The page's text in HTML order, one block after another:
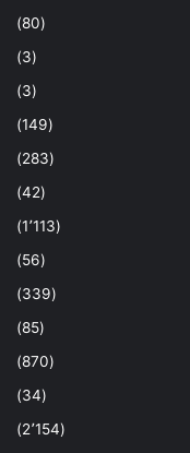
(80)
(3)
(3)
(149)
(283)
(42)
(1٬113)
(56)
(339)
(85)
(870)
(34)
(2٬154)